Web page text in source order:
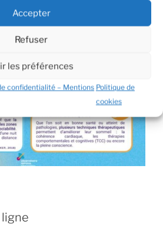
Accepter
Refuser
les préférences
confidentialité – Mentions Politique de
cookies